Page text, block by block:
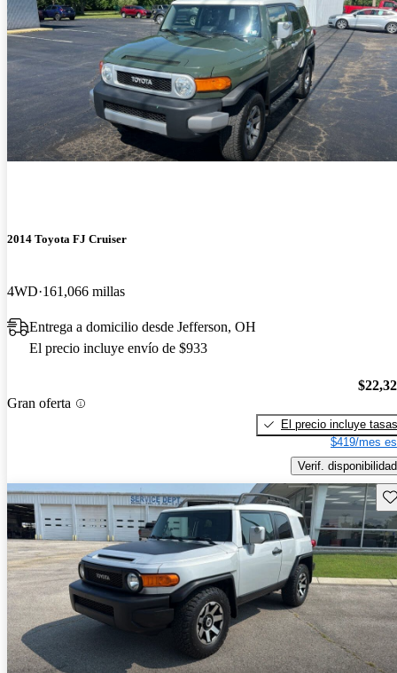
2014 Toyota FJ Cruiser
4WD 161,066 millas
Entrega a domicilio desde Jefferson, OH
El precio incluye envío de $933
Gran oferta
El precio incluye tasas
$419/mes
Verif. disponibilidad